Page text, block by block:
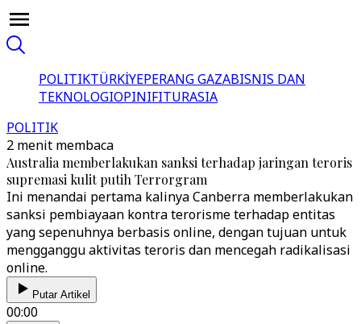
POLITIKTÜRKİYEPERANG GAZABISNIS DAN
TEKNOLOGIOPINIFITURASIA
POLITIK
2 menit membaca
Australia memberlakukan sanksi terhadap jaringan teroris
supremasi kulit putih Terrorgram
Ini menandai pertama kalinya Canberra memberlakukan
sanksi pembiayaan kontra terorisme terhadap entitas
yang sepenuhnya berbasis online, dengan tujuan untuk
mengganggu aktivitas teroris dan mencegah radikalisasi
online.
Putar Artikel
00:00